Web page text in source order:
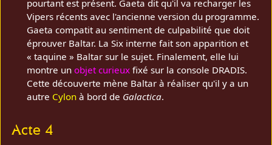
pourtant est présent. Gaeta dit qu'il va recharger les
Vipers récents avec l'ancienne version du programme.
Gaeta compatit au sentiment de culpabilité que doit
éprouver Baltar. La Six interne fait son apparition et
« taquine » Baltar sur le sujet. Finalement, elle lui
montre un objet curieuxfixé sur la console DRADIS.
Cette découverte mène Baltar à réaliser qu'il y a un
autre Cylonà bord de Galactica.
Acte 4